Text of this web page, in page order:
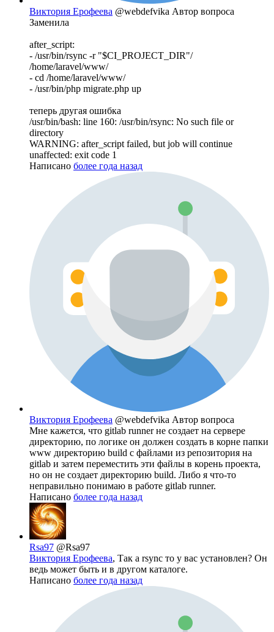
Виктория Ерофеева @webdefvika Автор вопроса
Заменила
after_script:
- /usr/bin/rsync -r "$CI_PROJECT_DIR"/
/home/laravel/www/
- cd /home/laravel/www/
- /usr/bin/php migrate.php up
теперь другая ошибка
/usr/bin/bash: line 160: /usr/bin/rsync: No such file or
directory
WARNING: after_script failed, but job will continue
unaffected: exit code 1
Написано более года назад
Виктория Ерофеева @webdefvika Автор вопроса
Мне кажется, что gitlab runner не создает на сервере
директорию, по логике он должен создать в корне папки
www директорию build с файлами из репозитория на
gitlab и затем переместить эти файлы в корень проекта,
но он не создает директорию build. Либо я что-то
неправильно понимаю в работе gitlab runner.
Написано более года назад
Rsa97 @Rsa97
Виктория Ерофеева, Так а rsync то у вас установлен? Он
ведь может быть и в другом каталоге.
Написано более года назад